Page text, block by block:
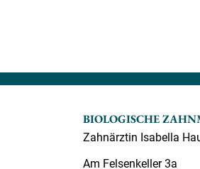
BIOLOGISCHE
Zahnärztin Isabella
Am Felsenkeller 3a